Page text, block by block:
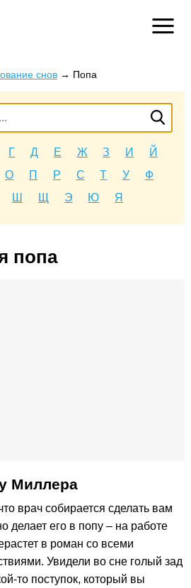
снов → Попа
Г Д Е Ж З И
Й
О П Р С Т У
Ф
Ш Щ Э Ю Я
попа
Миллера
врач собирается сделать вам
делает его в попу – на работе
в роман со всеми
Увидели во сне голый зад
то поступок, который вы